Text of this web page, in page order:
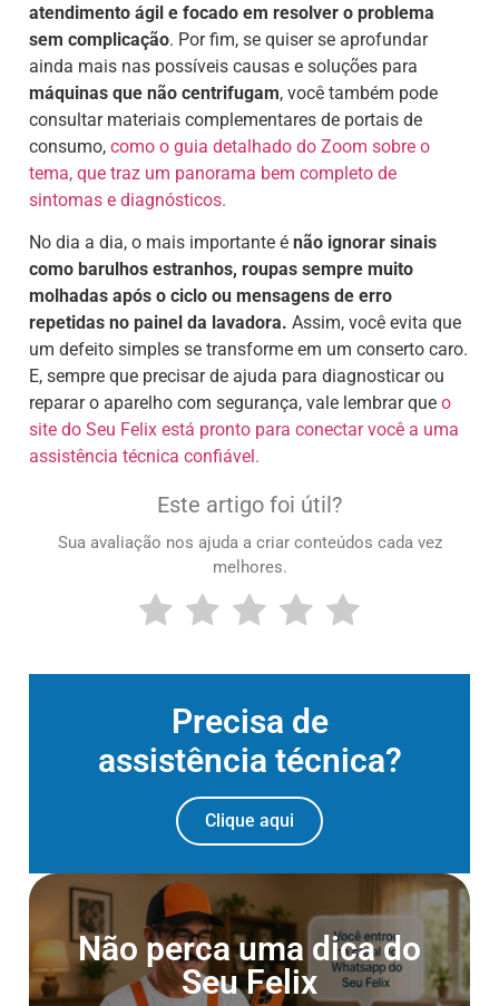
atendimento ágil e focado em resolver o problema
sem complicação. Por fim, se quiser se aprofundar
ainda mais nas possíveis causas e soluções para
máquinas que não centrifugam, você também pode
consultar materiais complementares de portais de
consumo, como o guia detalhado do Zoom sobre o
tema, que traz um panorama bem completo de
sintomas e diagnósticos.
No dia a dia, o mais importante é não ignorar sinais
como barulhos estranhos, roupas sempre muito
molhadas após o ciclo ou mensagens de erro
repetidas no painel da lavadora. Assim, você evita que
um defeito simples se transforme em um conserto caro.
E, sempre que precisar de ajuda para diagnosticar ou
reparar o aparelho com segurança, vale lembrar que o
site do Seu Felix está pronto para conectar você a uma
assistência técnica confiável.
Este artigo foi útil?
Sua avaliação nos ajuda a criar conteúdos cada vez
melhores.
Precisa de
assistência técnica?
Clique aqui
Não perca uma dica do
Seu Felix
Entre para o Canal do
Whatsapp